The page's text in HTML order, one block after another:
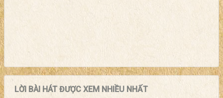
LỜI BÀI HÁT ĐƯỢC XEM NHIỀU NHẤT